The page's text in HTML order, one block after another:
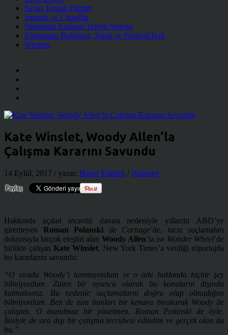
Savaş Temalı Filmler
Sinema ve Cinsellik
Sinemada Kadının Temsil Sistemi
Sinemanın Bağımsız, Sanat ve Festival Hali
Western
Kate Winslet, Woody Allen’la
Çalışma Kararını Savundu
14 Eylül, 2017 / yazar: Haber Editörü / Haberler
Hakkında açılan tecavüz davası nedeniyle yıllardır ABD’ye
giremeyen Roman Polanski ile Carnage’de, taciz suçlamaları
dolayısıyla birçok eleştiri alan Woody Allen’la ise Wonder Wheel’de
birlikte çalışan Kate Winslet, New York Times’a verdiği röportajda
bu kararlarını savundu:
“O sırada Woody’i tanımıyordum ve o aile hakkında hiçbir şey
bilmiyordum. Zaten bir oyuncu olarak bu konuların dışında
kalmalısınız. Bu nedenle suçlamaların doğru olup olmadığını
bilmiyordum. Ben de tüm bunları bir kenara bırakarak Woody ile
çalıştım. O inanılmaz bir yönetmen. Roman Polanski de öyle.
İkisiyle de sıra dışı bir çalışma tecrübesi edindim ve gerçek olan da
bu.”